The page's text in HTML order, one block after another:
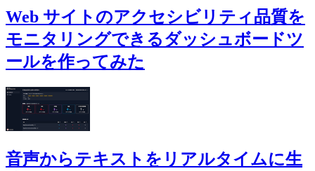
Web サイトのアクセシビリティ品質を
モニタリングできるダッシュボードツ
ールを作ってみた
音声からテキストをリアルタイムに生